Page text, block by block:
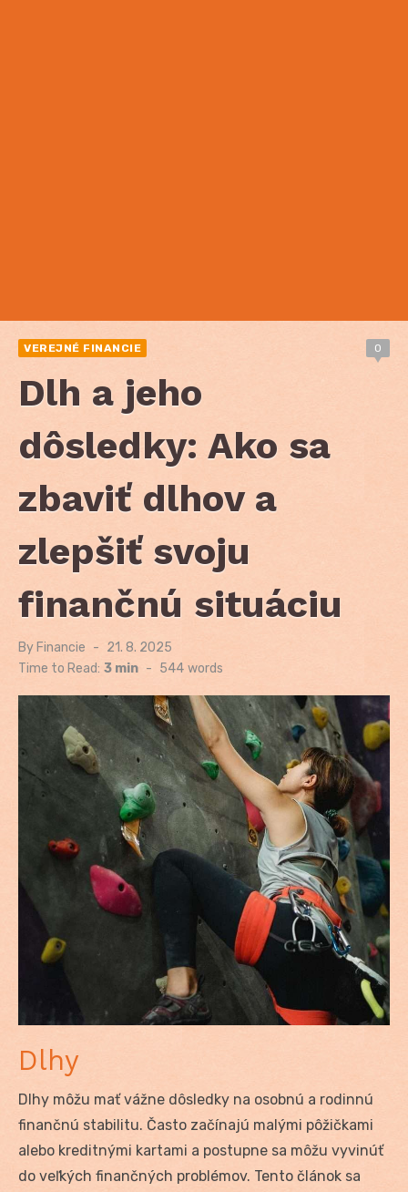
VEREJNÉ FINANCIE 0
Dlh a jeho
dôsledky: Ako sa
zbaviť dlhov a
zlepšiť svoju
finančnú situáciu
By Financie
Posted
on
21. 8. 2025
Time to Read: 3 min - 544 words
Dlhy
Dlhy môžu mať vážne dôsledky na osobnú a rodinnú
finančnú stabilitu. Často začínajú malými pôžičkami
alebo kreditnými kartami a postupne sa môžu vyvinúť
do veľkých finančných problémov. Tento článok sa